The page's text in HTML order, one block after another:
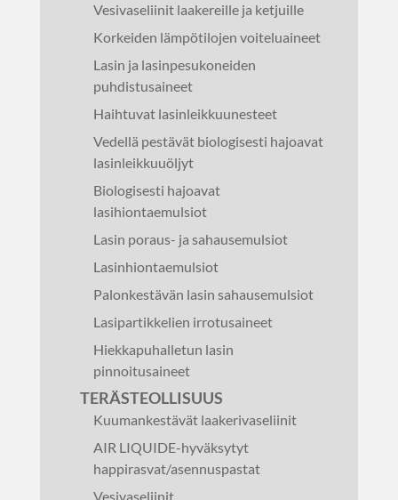
Vesivaseliinit laakereille ja ketjuille
Korkeiden lämpötilojen voiteluaineet
Lasin ja lasinpesukoneiden
puhdistusaineet
Haihtuvat lasinleikkuunesteet
Vedellä pestävät biologisesti hajoavat
lasinleikkuuöljyt
Biologisesti hajoavat
lasihiontaemulsiot
Lasin poraus- ja sahausemulsiot
Lasinhiontaemulsiot
Palonkestävän lasin sahausemulsiot
Lasipartikkelien irrotusaineet
Hiekkapuhalletun lasin
pinnoitusaineet
TERÄSTEOLLISUUS
Kuumankestävät laakerivaseliinit
AIR LIQUIDE-hyväksytyt
happirasvat/asennuspastat
Vesivaseliinit